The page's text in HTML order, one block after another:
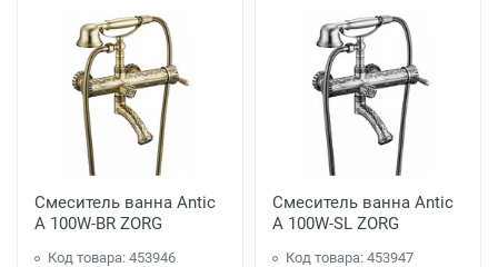
Смеситель ванна Antic
A 100W-BR ZORG
Код товара: 453946
Смеситель ванна Antic
A 100W-SL ZORG
Код товара: 453947